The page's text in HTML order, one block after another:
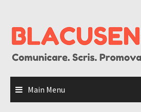
content
Main Menu